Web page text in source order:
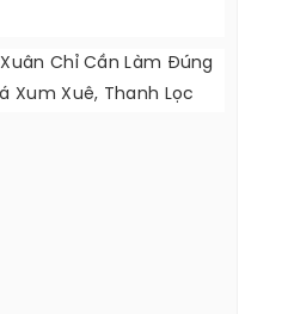
Chỉ Cần Làm Đúng
Xum Xuê, Thanh Lọc